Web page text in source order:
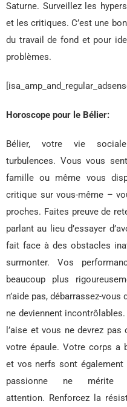
Saturne. Surveillez les
et les critiques. C’est une
du travail de fond et pour
problèmes.
Horoscope pour le Bélier:
Bélier, votre vie
turbulences. Vous vous
famille ou même vous
critique sur vous-même –
proches. Faites preuve de
parlant au lieu d’essayer
fait face à des obstacles
surmonter. Vos
beaucoup plus
n’aide pas, débarrassez-
ne deviennent
l’aise et vous ne devrez
votre épaule. Votre corps a
et vos nerfs sont également
passionne ne
attention. Renforcez la